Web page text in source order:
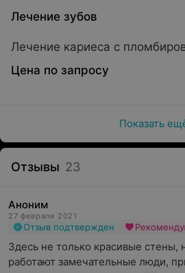
Лечение зубов
Лечение кариеса с
Цена по запросу
Показать
Отзывы 23
Аноним
27 февраля 2021
Отзыв подтвержден
Здесь не только красивые стены,
работают замечательные люди,